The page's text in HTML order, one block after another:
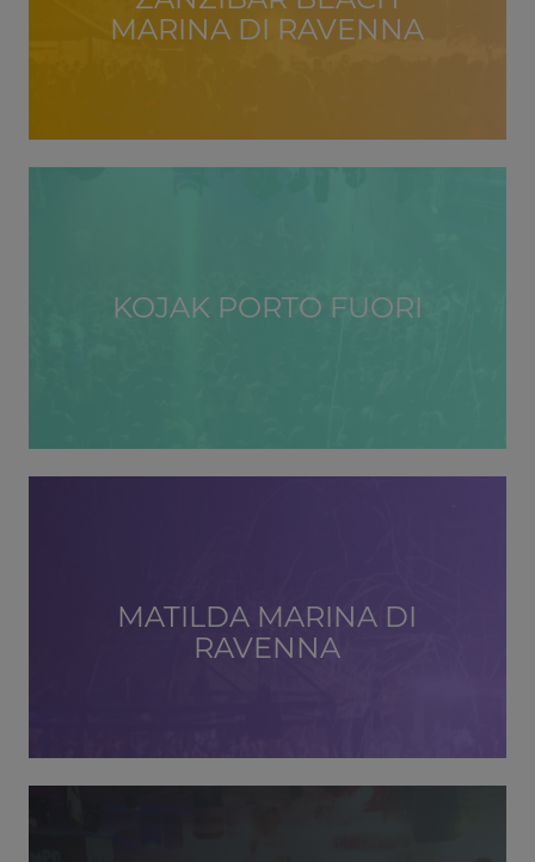
MARINA DI RAVENNA
KOJAK PORTO FUORI
MATILDA MARINA DI
RAVENNA